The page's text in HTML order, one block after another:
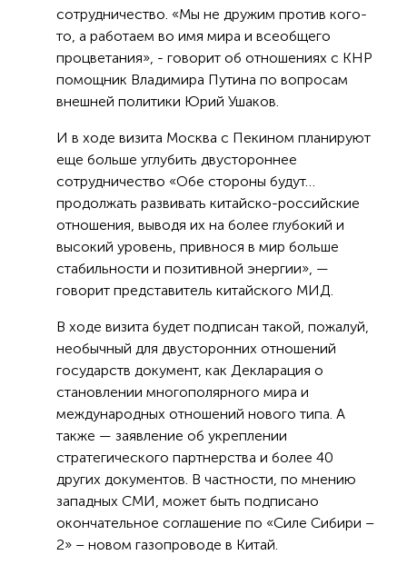
сотрудничество. «Мы не дружим против кого-
то, а работаем во имя мира и всеобщего
процветания», - говорит об отношениях с КНР
помощник Владимира Путина по вопросам
внешней политики Юрий Ушаков.
И в ходе визита Москва с Пекином планируют
еще больше углубить двустороннее
сотрудничество «Обе стороны будут…
продолжать развивать китайско-российские
отношения, выводя их на более глубокий и
высокий уровень, привнося в мир больше
стабильности и позитивной энергии», —
говорит представитель китайского МИД.
В ходе визита будет подписан такой, пожалуй,
необычный для двусторонних отношений
государств документ, как Декларация о
становлении многополярного мира и
международных отношений нового типа. А
также — заявление об укреплении
стратегического партнерства и более 40
других документов. В частности, по мнению
западных СМИ, может быть подписано
окончательное соглашение по «Силе Сибири –
2» – новом газопроводе в Китай.